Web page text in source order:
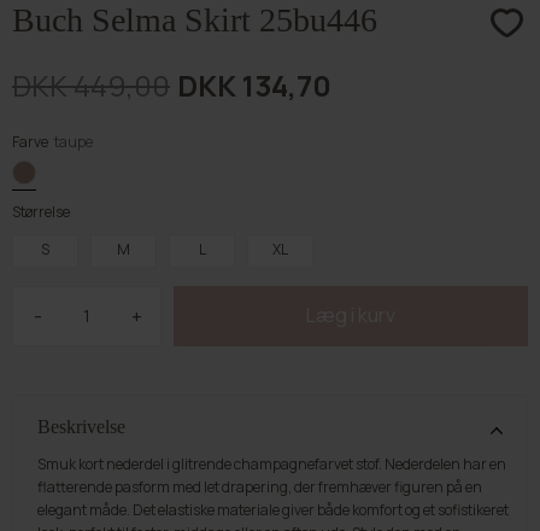
Buch Selma Skirt 25bu446
DKK 449,00 DKK 134,70
Farve taupe
Størrelse
S
M L XL
- +
Beskrivelse
Smuk kort nederdel i glitrende champagnefarvet stof. Nederdelen har en
flatterende pasform med let drapering, der fremhæver figuren på en
elegant måde. Det elastiske materiale giver både komfort og et sofistikeret